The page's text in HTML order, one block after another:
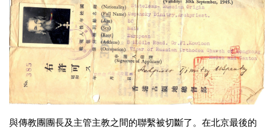
與傳教團團長及主管主教之間的聯繫被切斷了。在北京最後的